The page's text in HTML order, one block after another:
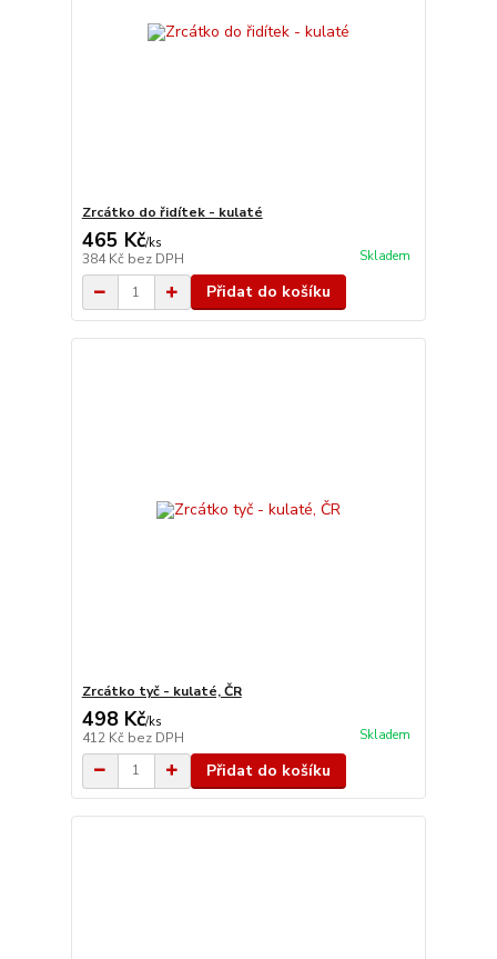
Zrcátko do řidítek - kulaté
465 Kč/ks
384 Kč bez DPH Skladem
Přidat do košíku
Zrcátko tyč - kulaté, ČR
498 Kč/ks
412 Kč bez DPH Skladem
Přidat do košíku